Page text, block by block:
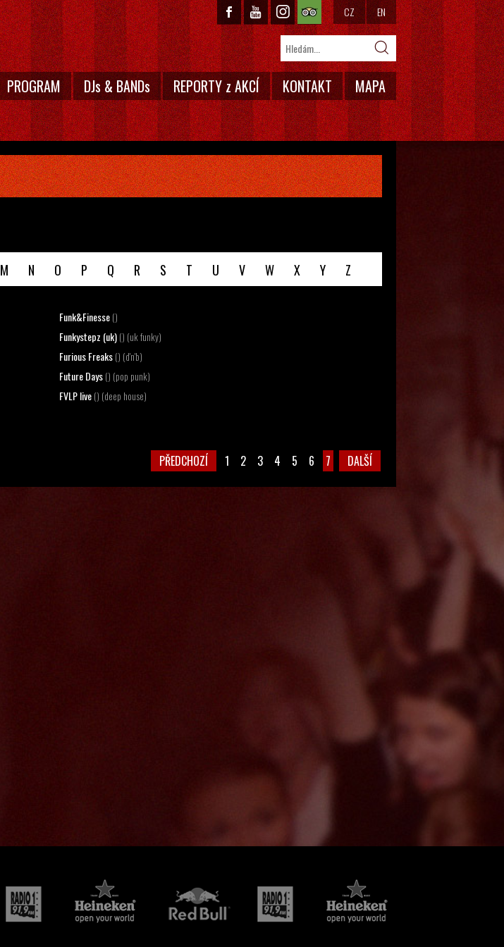
PROGRAM DJs & BANDs REPORTY z AKCÍ KONTAKT MAPA
CZ EN
M N O P Q R S T U V W X Y Z
Funk&Finesse ()
Funkystepz (uk) () (uk funky)
Furious Freaks () (d'n'b)
Future Days () (pop punk)
FVLP live () (deep house)
PŘEDCHOZÍ 1 2 3 4 5 6 7 DALŠÍ